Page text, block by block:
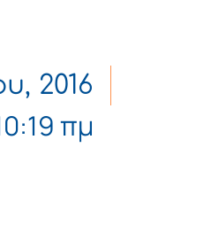
2016
πμ